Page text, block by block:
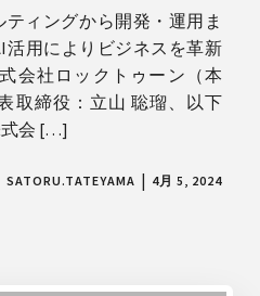
ィングから開発・運用ま
活用によりビジネスを革新
会社ロックトゥーン（本
取締役：立山 聡瑠、以下
式会 […]
SATORU.TATEYAMA | 4月 5, 2024